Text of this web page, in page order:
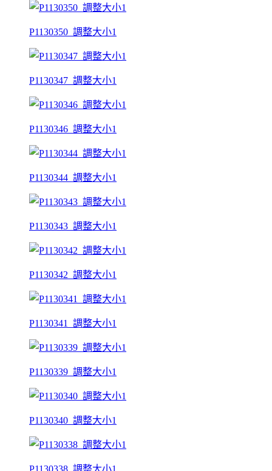
P1130350_調整大小1
P1130347_調整大小1
P1130346_調整大小1
P1130344_調整大小1
P1130343_調整大小1
P1130342_調整大小1
P1130341_調整大小1
P1130339_調整大小1
P1130340_調整大小1
P1130338_調整大小1